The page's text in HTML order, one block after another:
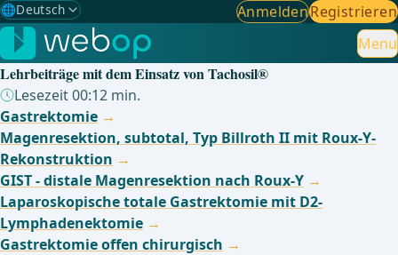
🌐Deutsch
Gewählte Sprache: Deutsch
🇩🇪 Deutsch ✓
🇬🇧English
🇪🇸Spanisch
🇧🇷Brasilianisch
AnmeldenRegistrieren
Menu
Lehrbeiträge mit dem Einsatz von Tachosil®
Lesezeit 00:12 min.
Gastrektomie
Magenresektion, subtotal, Typ Billroth II mit Roux-Y-
Rekonstruktion
GIST - distale Magenresektion nach Roux-Y
Laparoskopische totale Gastrektomie mit D2-
Lymphadenektomie
Gastrektomie offen chirurgisch